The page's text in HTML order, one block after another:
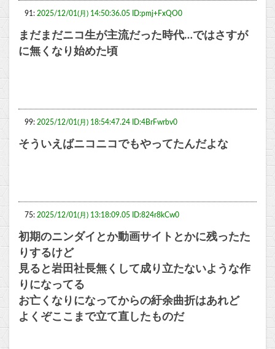
91: 2025/12/01(月) 14:50:36.05 ID:pmj+FxQO0
まだまだニコ生が主流だった時代…ではさすが
に無くなり始めた頃
99: 2025/12/01(月) 18:54:47.24 ID:4BrFwrbv0
そういえばニコニコでもやってたんだよな
75: 2025/12/01(月) 13:18:09.05 ID:824r8kCw0
初期のニンダイとか動画サイトとかに残ったた
りするけど
見ると岩田社長無くして成り立たないような作
りになってる
お亡くなりになってからの紆余曲折はあれど
よくぞここまで立て直したものだ